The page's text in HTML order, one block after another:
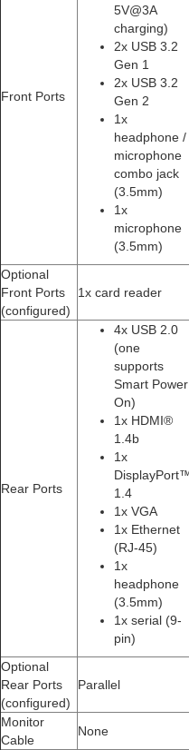
Front Ports
5V@3A
charging)
2x USB 3.2
Gen 1
2x USB 3.2
Gen 2
1x
headphone /
microphone
combo jack
(3.5mm)
1x
microphone
(3.5mm)
Optional
Front Ports
(configured)
1x card reader
Rear Ports
4x USB 2.0
(one
supports
Smart Power
On)
1x HDMI®
1.4b
1x
1.4
1x VGA
1x Ethernet
(RJ-45)
1x
headphone
(3.5mm)
1x serial (9-
pin)
Optional
Rear Ports
(configured)
Parallel
Monitor
Cable
None